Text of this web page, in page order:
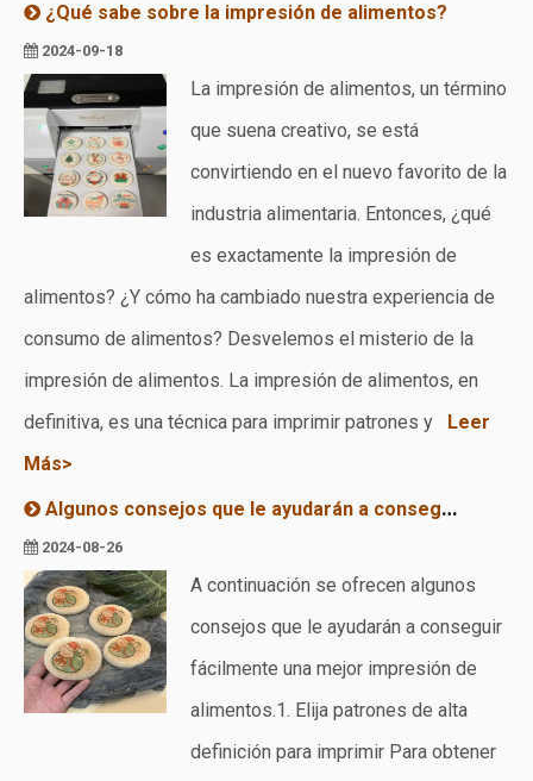
¿Qué sabe sobre la impresión de alimentos?
2024-09-18
La impresión de alimentos, un término
que suena creativo, se está
convirtiendo en el nuevo favorito de la
industria alimentaria. Entonces, ¿qué
es exactamente la impresión de
alimentos? ¿Y cómo ha cambiado nuestra experiencia de
consumo de alimentos? Desvelemos el misterio de la
impresión de alimentos. La impresión de alimentos, en
definitiva, es una técnica para imprimir patrones y Leer
Más>
Algunos consejos que le ayudarán a conseguir fácilmente una mejor impresión de alimentos.
2024-08-26
A continuación se ofrecen algunos
consejos que le ayudarán a conseguir
fácilmente una mejor impresión de
alimentos.1. Elija patrones de alta
definición para imprimir Para obtener